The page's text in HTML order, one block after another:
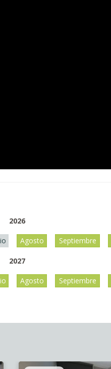
2026
Agosto Septiembre
2027
Agosto Septiembre